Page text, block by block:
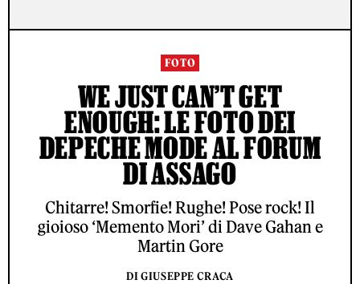
FOTO
WE JUST CAN’T GET
ENOUGH: LE FOTO DEI
DEPECHE MODE AL FORUM
DI ASSAGO
Chitarre! Smorfie! Rughe! Pose rock! Il
gioioso ‘Memento Mori’ di Dave Gahan e
Martin Gore
DI GIUSEPPE CRACA